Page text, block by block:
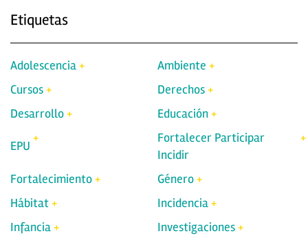
Etiquetas
Adolescencia
Ambiente
Cursos
Derechos
Desarrollo
Educación
EPU
Fortalecer Participar
Incidir
Fortalecimiento
Género
Hábitat
Incidencia
Infancia
Investigaciones